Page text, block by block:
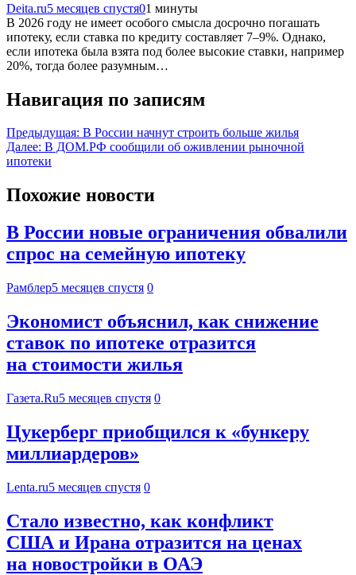
Deita.ru5 месяцев спустя01 минуты
В 2026 году не имеет особого смысла досрочно погашать
ипотеку, если ставка по кредиту составляет 7–9%. Однако,
если ипотека была взята под более высокие ставки, например
20%, тогда более разумным…
Навигация по записям
Предыдущая: В России начнут строить больше жилья
Далее: В ДОМ.РФ сообщили об оживлении рыночной
ипотеки
Похожие новости
В России новые ограничения обвалили
спрос на семейную ипотеку
Рамблер5 месяцев спустя 0
Экономист объяснил, как снижение
ставок по ипотеке отразится
на стоимости жилья
Газета.Ru5 месяцев спустя 0
Цукерберг приобщился к «бункеру
миллиардеров»
Lenta.ru5 месяцев спустя 0
Стало известно, как конфликт
США и Ирана отразится на ценах
на новостройки в ОАЭ